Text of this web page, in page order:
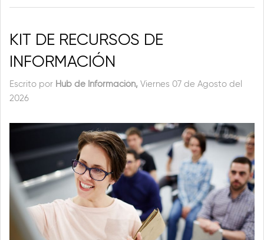
KIT DE RECURSOS DE
INFORMACIÓN
Escrito por Hub de Información, Viernes 07 de Agosto del
2026